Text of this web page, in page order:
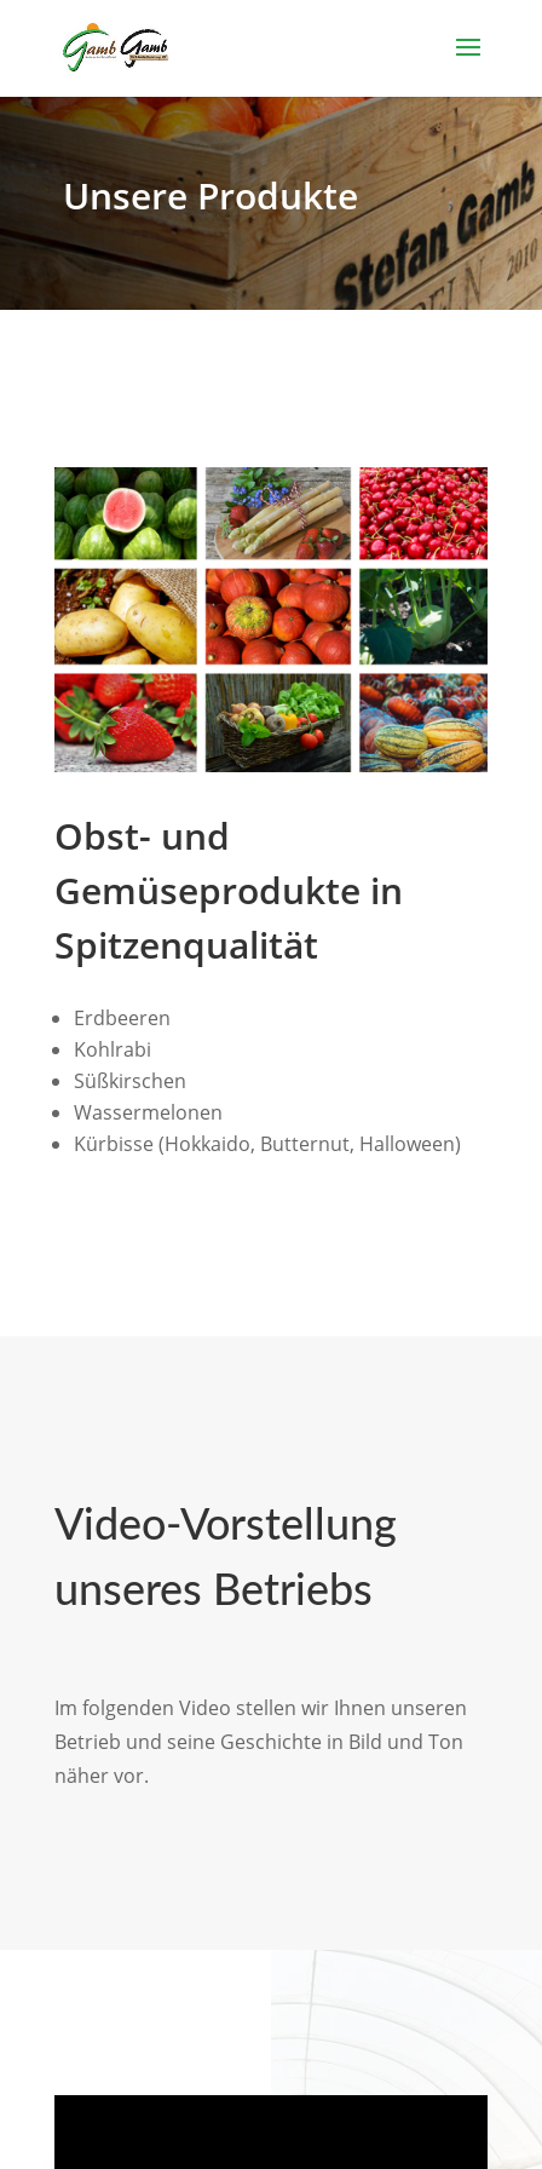
Unsere Produkte
Obst- und
Gemüseprodukte in
Spitzenqualität
Erdbeeren
Kohlrabi
Süßkirschen
Wassermelonen
Kürbisse (Hokkaido, Butternut, Halloween)
Video-Vorstellung
unseres Betriebs
Im folgenden Video stellen wir Ihnen unseren
Betrieb und seine Geschichte in Bild und Ton
näher vor.